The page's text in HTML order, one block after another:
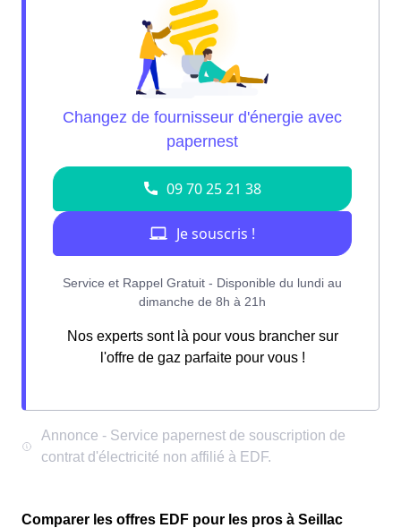
Nos experts sont là pour vous brancher sur
l'offre de gaz parfaite pour vous !
Comparer les offres EDF pour les pros à Seillac